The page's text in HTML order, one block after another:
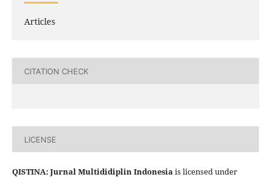
Articles
CITATION CHECK
LICENSE
QISTINA: Jurnal Multididiplin Indonesiais licensed under